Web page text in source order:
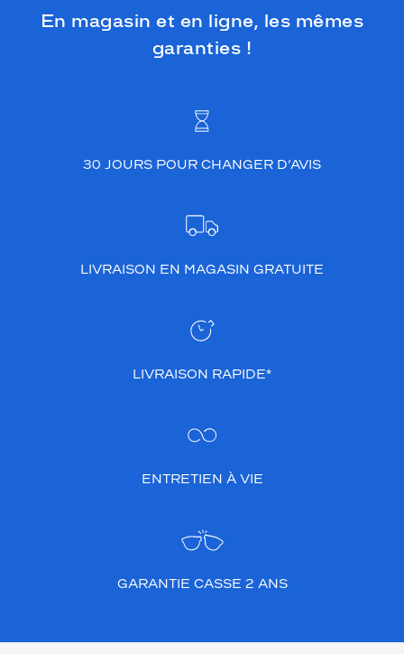
En magasin et en ligne, les mêmes
garanties !
30 JOURS POUR CHANGER D’AVIS
LIVRAISON EN MAGASIN GRATUITE
LIVRAISON RAPIDE*
ENTRETIEN À VIE
GARANTIE CASSE 2 ANS